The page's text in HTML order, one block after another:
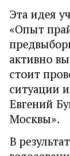
Эта идея
«Опыт
активно
стоит
ситуации
Евгений
Москвы».
В